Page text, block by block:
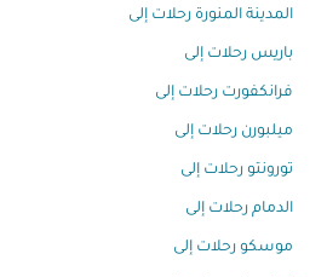
المدينة المنورة رحلات إلى
باريس رحلات إلى
فرانكفورت رحلات إلى
ميلبورن رحلات إلى
تورونتو رحلات إلى
الدمام رحلات إلى
موسكو رحلات إلى